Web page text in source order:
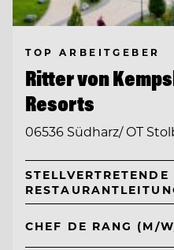
TOP ARBEITGEBER
Ritter von
Resorts
06536 Südharz/ OT
STELLVERTRETENDE
CHEF DE RANG (M/